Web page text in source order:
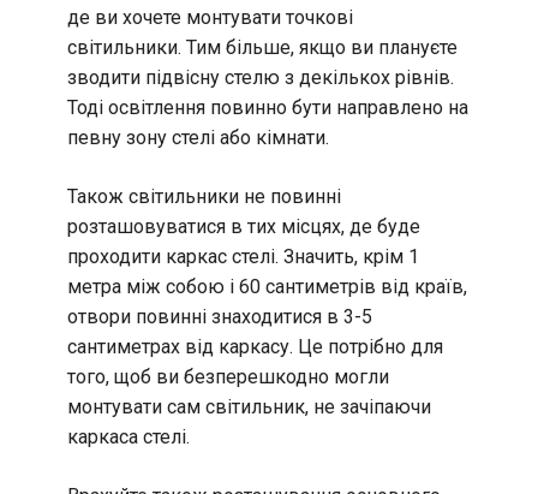
де ви хочете монтувати точкові
світильники. Тим більше, якщо ви плануєте
зводити підвісну стелю з декількох рівнів.
Тоді освітлення повинно бути направлено на
певну зону стелі або кімнати.
Також світильники не повинні
розташовуватися в тих місцях, де буде
проходити каркас стелі. Значить, крім 1
метра між собою і 60 сантиметрів від країв,
отвори повинні знаходитися в 3-5
сантиметрах від каркасу. Це потрібно для
того, щоб ви безперешкодно могли
монтувати сам світильник, не зачіпаючи
каркаса стелі.